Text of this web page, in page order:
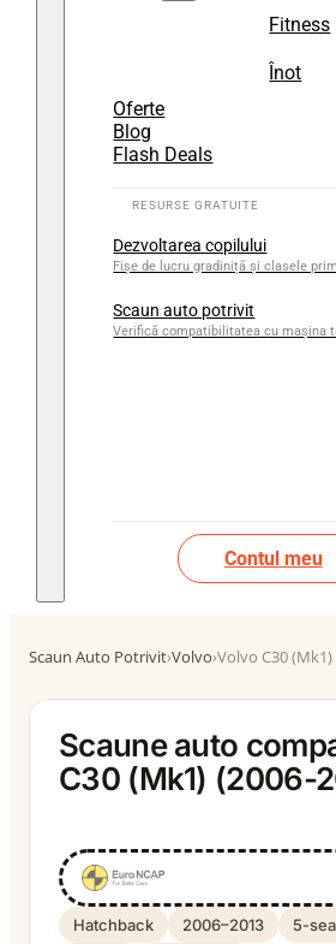
Fitness
Înot
Oferte
Blog
Flash Deals
Dezvoltarea copilului
Fișe de lucru gradiniță și clasele
Scaun auto potrivit
Verifică compatibilitatea cu mașina
Contul meu
Scaun Auto Potrivit›Volvo›Volvo C30 (Mk1)
Scaune auto
C30 (Mk1) (2006-
Hatchback 2006–2013
5-